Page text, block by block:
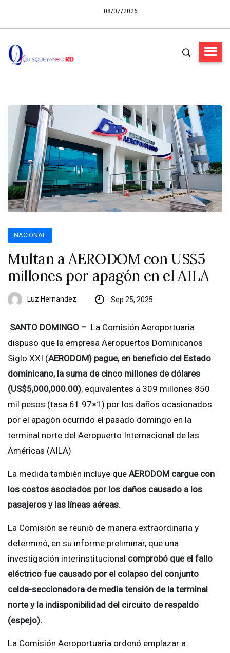
08/07/2026
NACIONAL
Multan a AERODOM con US$5
millones por apagón en el AILA
Luz Hernandez Sep 25, 2025
SANTO DOMINGO – La Comisión Aeroportuaria
dispuso que la empresa Aeropuertos Dominicanos
Siglo XXI (AERODOM) pague, en beneficio del Estado
dominicano, la suma de cinco millones de dólares
(US$5,000,000.00), equivalentes a 309 millones 850
mil pesos (tasa 61.97×1) por los daños ocasionados
por el apagón ocurrido el pasado domingo en la
terminal norte del Aeropuerto Internacional de las
Américas (AILA)
La medida también incluye que AERODOM cargue con
los costos asociados por los daños causado a los
pasajeros y las líneas aéreas.
La Comisión se reunió de manera extraordinaria y
determinó, en su informe preliminar, que una
investigación interinstitucional comprobó que el fallo
eléctrico fue causado por el colapso del conjunto
celda-seccionadora de media tensión de la terminal
norte y la indisponibilidad del circuito de respaldo
(espejo).
La Comisión Aeroportuaria ordenó emplazar a